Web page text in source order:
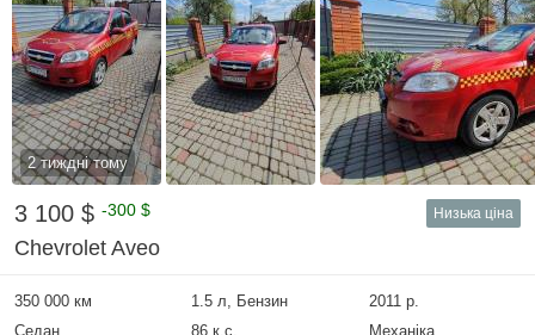
2 тиждні тому
3 100 $ -300 $ Низька ціна
Chevrolet Aveo
350 000 км 1.5 л, Бензин
2011 р.
Седан
86 к.с.
Механіка